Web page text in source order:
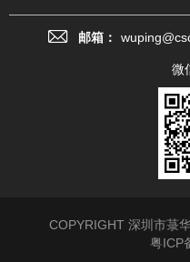
邮箱：
微
COPYRIGHT 深圳市菉
粤ICP